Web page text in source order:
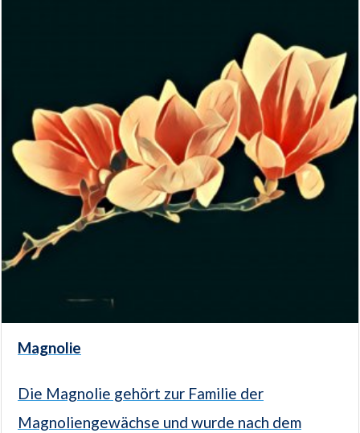
Magnolie
Die Magnolie gehört zur Familie der
Magnoliengewächse und wurde nach dem